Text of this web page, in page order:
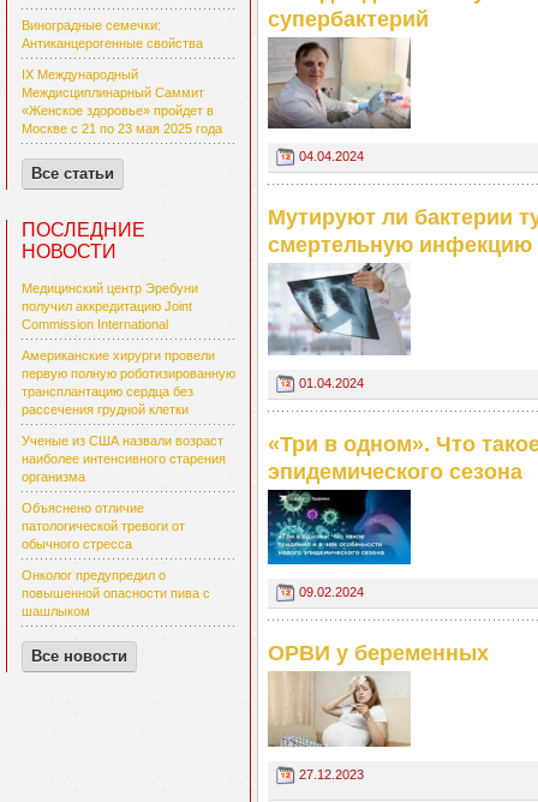
Виноградные семечки:
Антиканцерогенные свойства
IX Международный
Междисциплинарный Саммит
«Женское здоровье» пройдет в
Москве с 21 по 23 мая 2025 года
Все статьи
ПОСЛЕДНИЕ
НОВОСТИ
Медицинский центр Эребуни
получил аккредитацию Joint
Commission International
Американские хирурги провели
первую полную роботизированную
трансплантацию сердца без
рассечения грудной клетки
Ученые из США назвали возраст
наиболее интенсивного старения
организма
Объяснено отличие
патологической тревоги от
обычного стресса
Онколог предупредил о
повышенной опасности пива с
шашлыком
Все новости
супербактерий
04.04.2024
Мутируют ли бактерии
смертельную инфекцию
01.04.2024
«Три в одном». Что
эпидемического сезона
09.02.2024
ОРВИ у беременных
27.12.2023